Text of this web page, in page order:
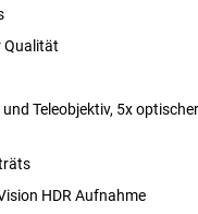
Qualität
Teleobjektiv, 5x
HDR Aufnahme